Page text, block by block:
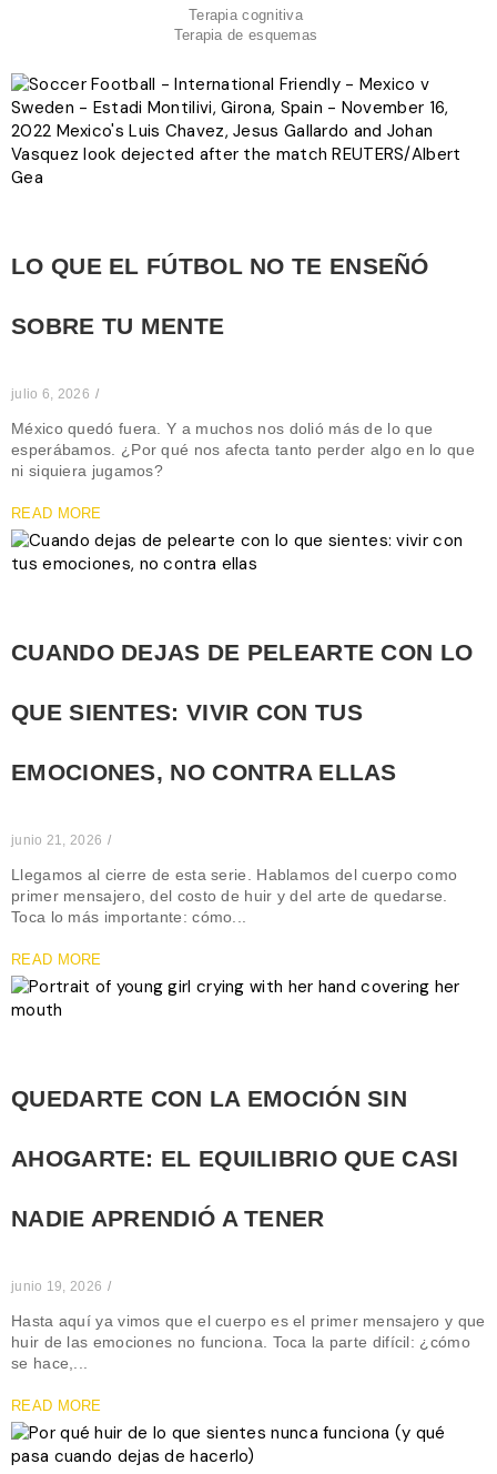
Terapia cognitiva
Terapia de esquemas
LO QUE EL FÚTBOL NO TE ENSEÑÓ
SOBRE TU MENTE
julio 6, 2026 /
México quedó fuera. Y a muchos nos dolió más de lo que
esperábamos. ¿Por qué nos afecta tanto perder algo en lo que
ni siquiera jugamos?
READ MORE
CUANDO DEJAS DE PELEARTE CON LO
QUE SIENTES: VIVIR CON TUS
EMOCIONES, NO CONTRA ELLAS
junio 21, 2026 /
Llegamos al cierre de esta serie. Hablamos del cuerpo como
primer mensajero, del costo de huir y del arte de quedarse.
Toca lo más importante: cómo...
READ MORE
QUEDARTE CON LA EMOCIÓN SIN
AHOGARTE: EL EQUILIBRIO QUE CASI
NADIE APRENDIÓ A TENER
junio 19, 2026 /
Hasta aquí ya vimos que el cuerpo es el primer mensajero y que
huir de las emociones no funciona. Toca la parte difícil: ¿cómo
se hace,...
READ MORE